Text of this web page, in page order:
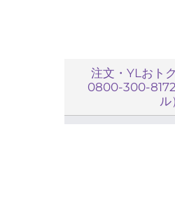
注文・YLおト
0800-300-
ル